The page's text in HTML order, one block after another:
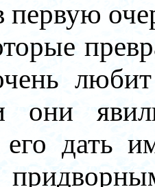
первую
они
его дать